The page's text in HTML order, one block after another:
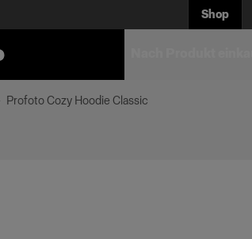
Shop
Profoto Cozy Hoodie Classic